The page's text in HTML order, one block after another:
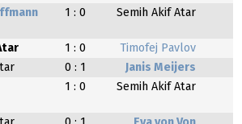
1 : 0 Semih Akif Atar
1 : 0
Timofej Pavlov
0 : 1
Janis Meijers
1 : 0 Semih Akif Atar